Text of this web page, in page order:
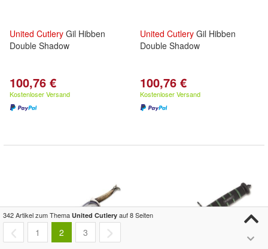
United Cutlery Gil Hibben
Double Shadow
100,76 €
Kostenloser Versand
United Cutlery Gil Hibben
Double Shadow
100,76 €
Kostenloser Versand
342 Artikel zum Thema United Cutlery auf 8 Seiten
1 2 3